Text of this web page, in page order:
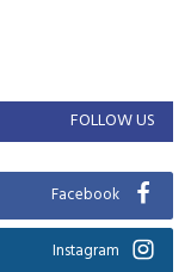
FOLLOW US
Facebook
Instagram